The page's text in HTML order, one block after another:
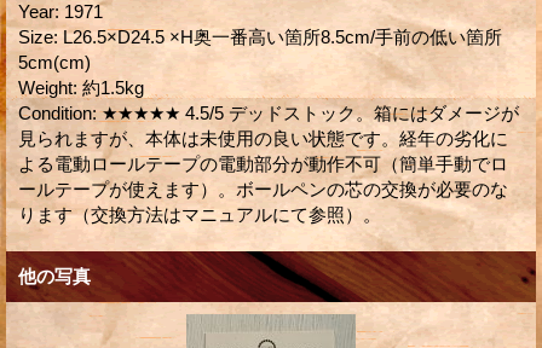
Year: 1971
Size: L26.5×D24.5 ×H奥一番高い箇所8.5cm/手前の低い箇所
5cm(cm)
Weight: 約1.5kg
Condition: ★★★★★ 4.5/5 デッドストック。箱にはダメージが
見られますが、本体は未使用の良い状態です。経年の劣化に
よる電動ロールテープの電動部分が動作不可（簡単手動でロ
ールテープが使えます）。ボールペンの芯の交換が必要のな
ります（交換方法はマニュアルにて参照）。
他の写真